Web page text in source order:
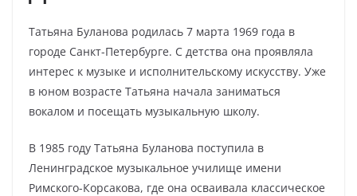
Татьяна Буланова родилась 7 марта 1969 года в
городе Санкт-Петербурге. С детства она проявляла
интерес к музыке и исполнительскому искусству. Уже
в юном возрасте Татьяна начала заниматься
вокалом и посещать музыкальную школу.
В 1985 году Татьяна Буланова поступила в
Ленинградское музыкальное училище имени
Римского-Корсакова, где она осваивала классическое